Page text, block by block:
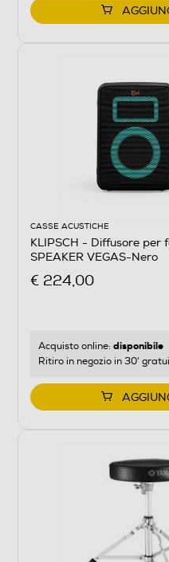
CASSE ACUSTICHE
KLIPSCH - Diffusore per
SPEAKER VEGAS-Nero
€ 224,00
Acquisto online: disponibile
Ritiro in negozio in 30'